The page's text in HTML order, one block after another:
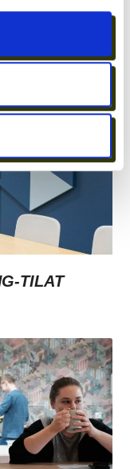
IHMISTEN
MYÖS
TILAT